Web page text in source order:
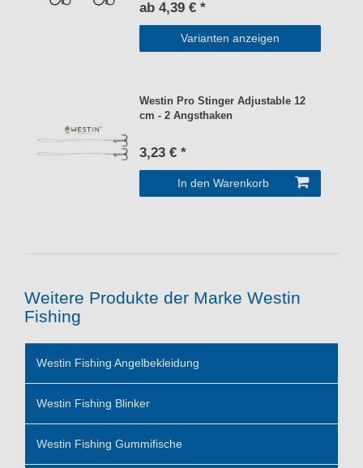
ab 4,39 € *
Varianten anzeigen
Westin Pro Stinger Adjustable 12
cm - 2 Angsthaken
3,23 € *
In den Warenkorb
Weitere Produkte der Marke Westin
Fishing
Westin Fishing Angelbekleidung
Westin Fishing Blinker
Westin Fishing Gummifische